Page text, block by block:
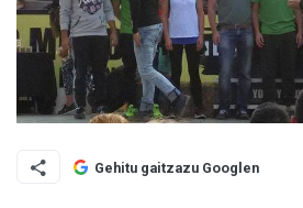
Gehitu gaitzazu Googlen